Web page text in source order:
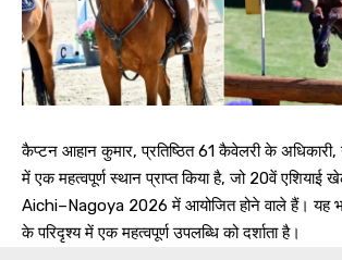
कैप्टन आहान कुमार, प्रतिष्ठित 61 कैवेलरी के अधिकारी,
में एक महत्वपूर्ण स्थान प्राप्त किया है, जो 20वें एशियाई
Aichi–Nagoya 2026 में आयोजित होने वाले हैं। यह
के परिदृश्य में एक महत्वपूर्ण उपलब्धि को दर्शाता है।